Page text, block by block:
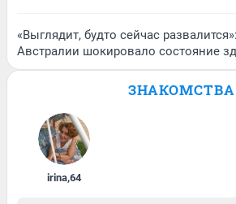
«Выглядит, будто сейчас
Австралии шокировало состояние
ЗНАКОМСТВА
irina,64